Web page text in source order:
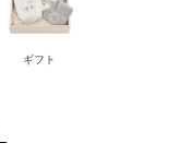
ギフト